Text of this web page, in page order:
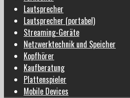
Lautsprecher
Lautsprecher (portabel)
Streaming-Geräte
Netzwerktechnik und Speicher
Kopfhörer
Kaufberatung
Plattenspieler
Mobile Devices